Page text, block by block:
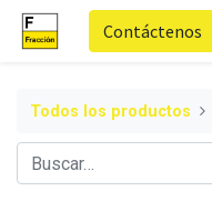
Contáctenos
Todos los productos